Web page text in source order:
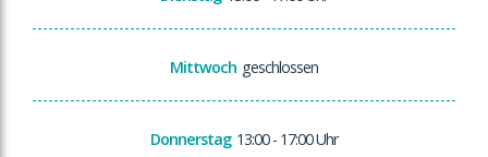
Mittwoch geschlossen
Donnerstag 13:00 - 17:00 Uhr